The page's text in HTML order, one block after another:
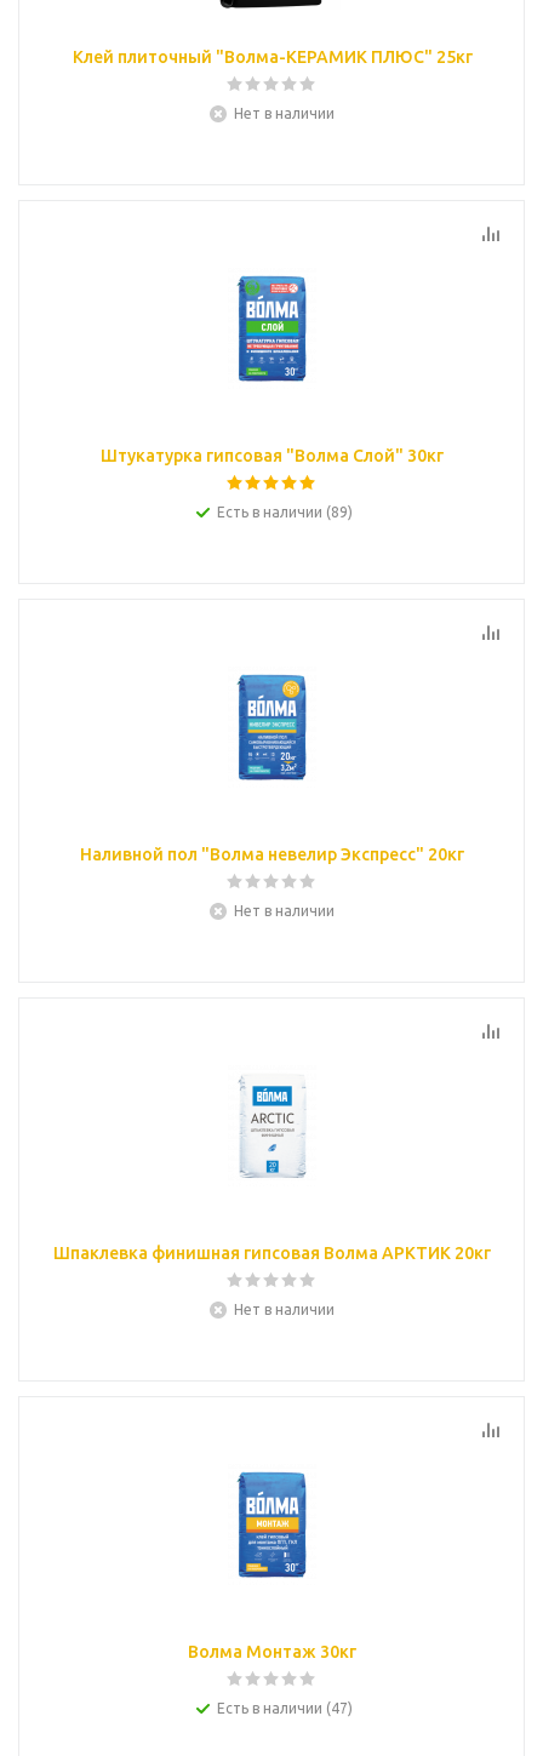
Клей плиточный "Волма-КЕРАМИК ПЛЮС" 25кг
Нет в наличии
Штукатурка гипсовая "Волма Слой" 30кг
Есть в наличии (89)
Наливной пол "Волма невелир Экспресс" 20кг
Нет в наличии
Шпаклевка финишная гипсовая Волма АРКТИК 20кг
Нет в наличии
Волма Монтаж 30кг
Есть в наличии (47)